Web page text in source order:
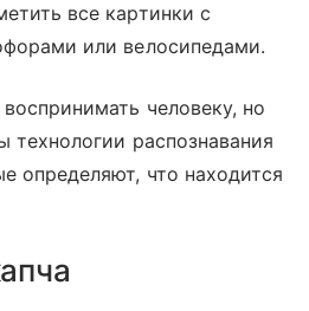
все картинки с
или велосипедами.
человеку, но
технологии распознавания
определяют, что находится